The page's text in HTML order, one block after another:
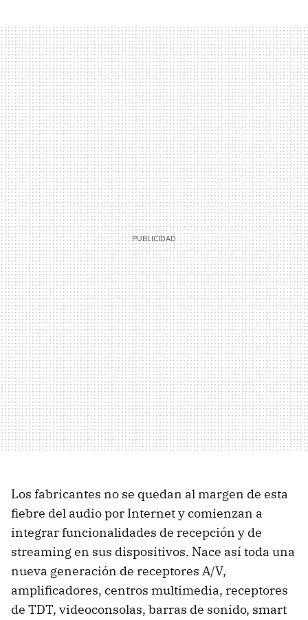
Los fabricantes no se quedan al margen de esta
fiebre del audio por Internet y comienzan a
integrar funcionalidades de recepción y de
streaming en sus dispositivos. Nace así toda una
nueva generación de receptores A/V,
amplificadores, centros multimedia, receptores
de TDT, videoconsolas, barras de sonido, smart